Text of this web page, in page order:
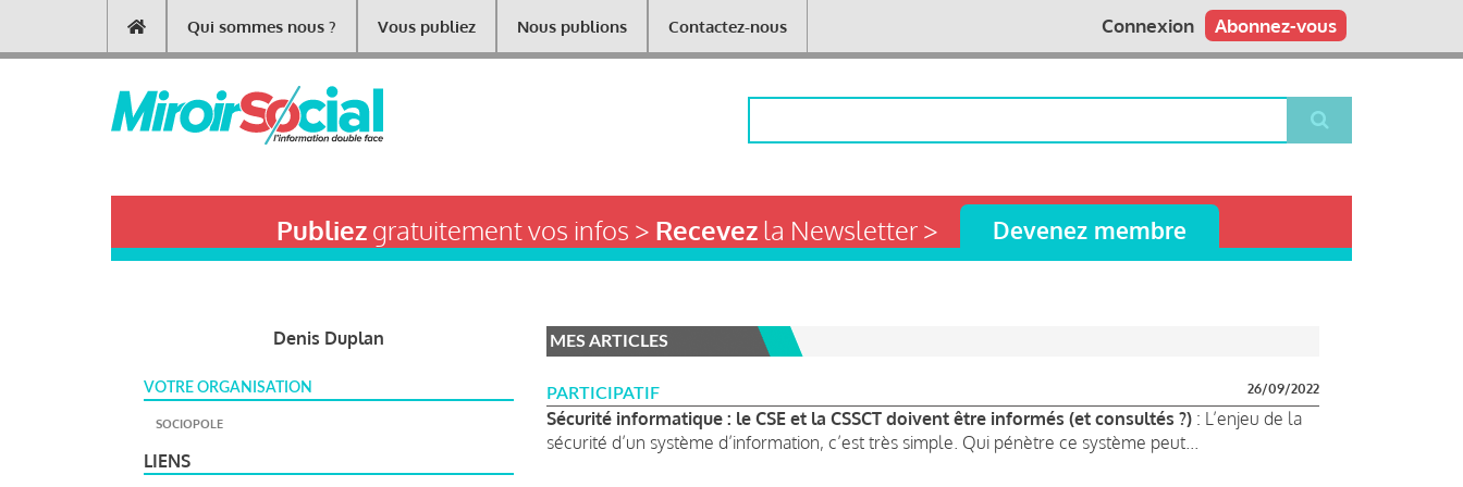
contenu
Main
navigation
Qui sommes nous ? Vous publiez Nous publions Contactez-nous Abonnez-vous
Connexion
Publiezgratuitement vos infos > Recevezla Newsletter > Devenez membre
Denis Duplan
VOTRE ORGANISATION
SOCIOPOLE
LIENS
MES ARTICLES
PARTICIPATIF 26/09/2022
Sécurité informatique : le CSE et la CSSCT doivent être informés (et consultés ?) : L’enjeu de la
sécurité d’un système d’information, c’est très simple. Qui pénètre ce système peut...